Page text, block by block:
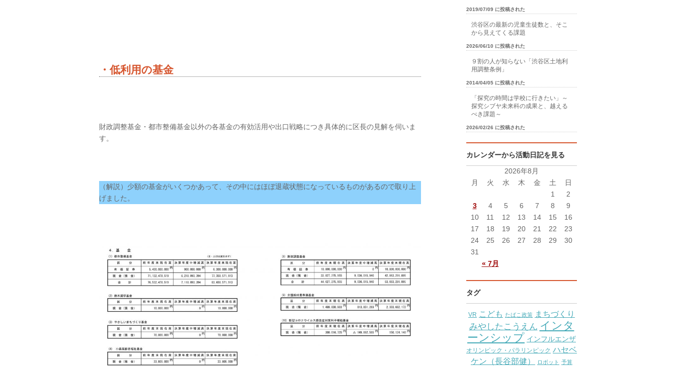
・低利用の基金
財政調整基金・都市整備基金以外の各基金の有効活用や出口戦略につき具体的に区長の見解を伺いま
す。
（解説）少額の基金がいくつかあって、その中にはほぼ退蔵状態になっているものがあるので取り上
げました。
2019/07/09 に投稿された
渋谷区の最新の児童生徒数と、そこ
から見えてくる課題
2026/06/10 に投稿された
９割の人が知らない「渋谷区土地利
用調整条例」
2014/04/05 に投稿された
「探究の時間は学校に行きたい」～
探究シブヤ未来科の成果と、越える
べき課題～
2026/02/26 に投稿された
カレンダーから活動日記を見る
2026年8月
月
火 水 木 金 土 日
« 7月
1
2
3
4 5 6 7 8
9
10
11 12 13 14 15
16
17
18 19 20 21 22
23
24
25 26 27 28 29
30
31
タグ
VR こども たばこ政策 まちづくり
みやしたこうえん インタ
ーンシップ インフルエンザ
オリンピック・パラリンピック ハセベ
ケン（長谷部健）
ロボット 予算